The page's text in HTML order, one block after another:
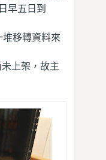
早五日到
堆移轉資料來
上架，故主